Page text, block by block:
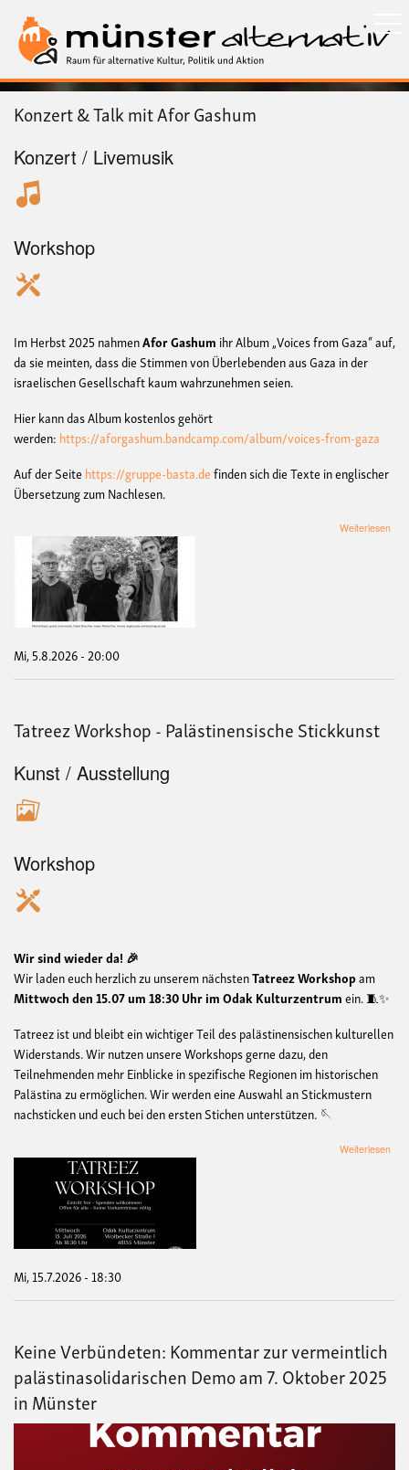
zum
Inhalt
Konzert & Talk mit Afor Gashum
Konzert / Livemusik
Workshop
Im Herbst 2025 nahmenAfor Gashum ihr Album „Voices from Gaza“ auf,
da sie meinten, dass die Stimmen von Überlebenden aus Gaza in der
israelischen Gesellschaft kaum wahrzunehmen seien.
Hier kann das Album kostenlos gehört
werden: https://aforgashum.bandcamp.com/album/voices-from-gaza
Auf der Seite https://gruppe-basta.definden sich die Texte in englischer
Übersetzung zum Nachlesen.
Weiterlesen
Mi, 5.8.2026 - 20:00
Tatreez Workshop - Palästinensische Stickkunst
Kunst / Ausstellung
Workshop
Wir sind wieder da! 🎉
Wir laden euch herzlich zu unserem nächstenTatreez Workshopam
Mittwoch den 15.07 um 18:30 Uhr im Odak Kulturzentrumein. 🧵✨
Tatreez ist und bleibt ein wichtiger Teil des palästinensischen kulturellen
Widerstands. Wir nutzen unsere Workshops gerne dazu, den
Teilnehmenden mehr Einblicke in spezifische Regionen im historischen
Palästina zu ermöglichen. Wir werden eine Auswahl an Stickmustern
nachsticken und euch bei den ersten Stichen unterstützen. 🪡
Weiterlesen
Mi, 15.7.2026 - 18:30
Keine Verbündeten: Kommentar zur vermeintlich
palästinasolidarischen Demo am 7. Oktober 2025
in Münster